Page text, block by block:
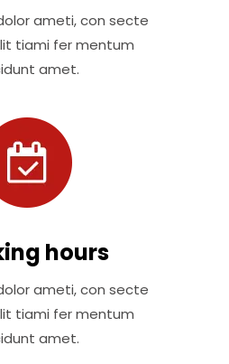
ameti, con secte
tiami fer mentum
amet.
hours
ameti, con secte
tiami fer mentum
amet.